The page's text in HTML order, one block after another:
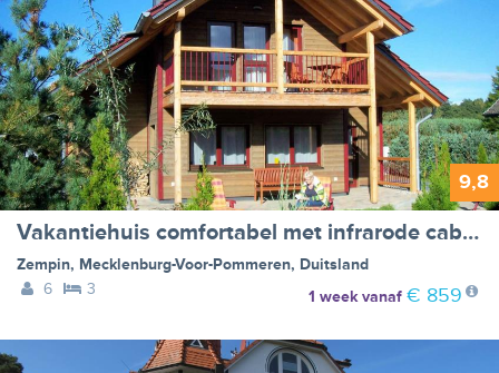
9,8
Vakantiehuis comfortabel met infrarode cabine en tuin - BF-GKY3
Zempin, Mecklenburg-Voor-Pommeren, Duitsland
6
3 1 weekvanaf € 859